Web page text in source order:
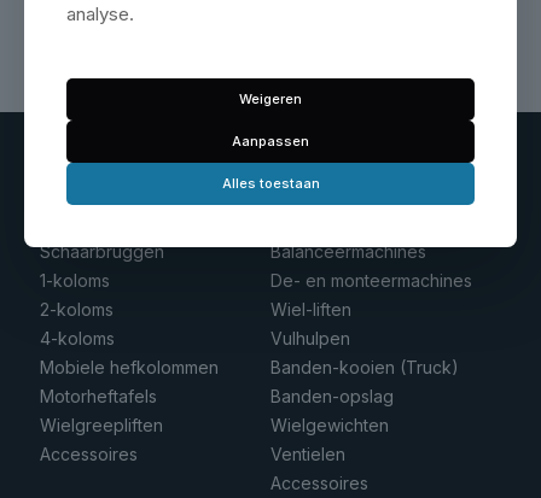
Schaarbruggen
1-koloms
2-koloms
4-koloms
Mobiele hefkolommen
Motorheftafels
Wielgreepliften
Accessoires
Balanceermachines
De- en monteermachines
Wiel-liften
Vulhulpen
Banden-kooien (Truck)
Banden-opslag
Wielgewichten
Ventielen
Accessoires
analyse.
Weigeren
Aanpassen
Alles toestaan